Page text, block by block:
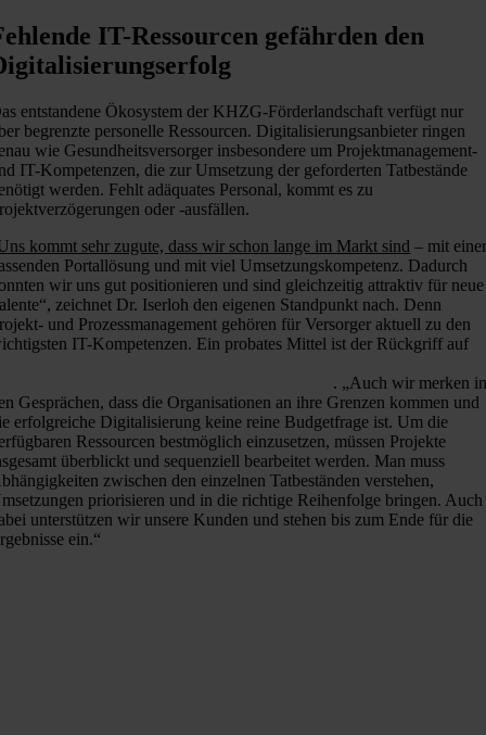
IT-Ressourcen gefährden den
entstandene Ökosystem der KHZG-Förderlandschaft verfügt nur
begrenzte personelle Ressourcen. Digitalisierungsanbieter ringen
wie Gesundheitsversorger insbesondere um Projektmanagement-
IT-Kompetenzen, die zur Umsetzung der geforderten Tatbestände
werden. Fehlt adäquates Personal, kommt es zu
oder -ausfällen.
kommt sehr zugute, dass wir schon lange im Markt sind – mit
Portallösung und mit viel Umsetzungskompetenz. Dadurch
wir uns gut positionieren und sind gleichzeitig attraktiv für neue
zeichnet Dr. Iserloh den eigenen Standpunkt nach. Denn
und Prozessmanagement gehören für Versorger aktuell zu den
IT-Kompetenzen. Ein probates Mittel ist der Rückgriff auf
. „Auch wir merken
Gesprächen, dass die Organisationen an ihre Grenzen kommen und
erfolgreiche Digitalisierung keine reine Budgetfrage ist. Um die
Ressourcen bestmöglich einzusetzen, müssen Projekte
überblickt und sequenziell bearbeitet werden. Man muss
zwischen den einzelnen Tatbeständen verstehen,
priorisieren und in die richtige Reihenfolge bringen. Auch
unterstützen wir unsere Kunden und stehen bis zum Ende für die
ein.“